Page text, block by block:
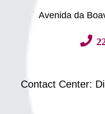
Avenida da
Contact Center: